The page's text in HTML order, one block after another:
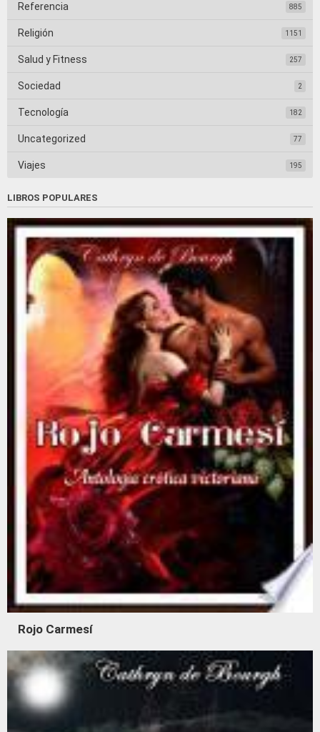
Referencia 885
Religión 1151
Salud y Fitness 257
Sociedad 2
Tecnología 182
Uncategorized 77
Viajes 195
LIBROS POPULARES
Rojo Carmesí